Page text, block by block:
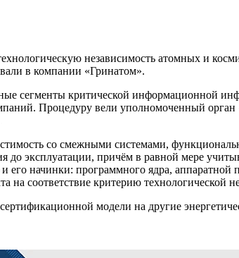
независимость атомных и
в компании «Гринатом».
сегменты критической информационной
Процедуру вели уполномоченный
со смежными системами,
эксплуатации, причём в равной мере
его начинки: программного ядра,
соответствие критерию технологической
модели на другие